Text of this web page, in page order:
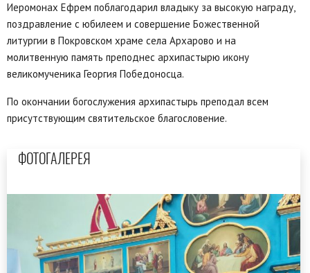
Иеромонах Ефрем поблагодарил владыку за высокую награду,
поздравление с юбилеем и совершение Божественной
литургии в Покровском храме села Архарово и на
молитвенную память преподнес архипастырю икону
великомученика Георгия Победоносца.
По окончании богослужения архипастырь преподал всем
присутствующим святительское благословение.
ФОТОГАЛЕРЕЯ